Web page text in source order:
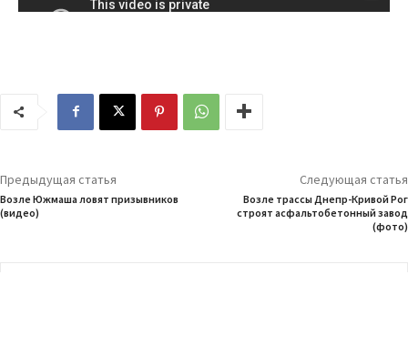
Предыдущая статья
Возле Южмаша ловят призывников
(видео)
Следующая статья
Возле трассы Днепр-Кривой Рог
строят асфальтобетонный завод
(фото)